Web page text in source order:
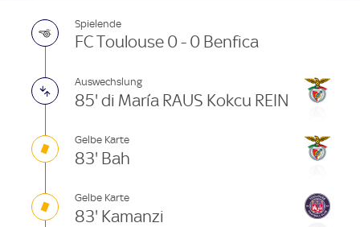
Spielende
FC Toulouse 0 - 0 Benfica
Auswechslung
85' di María RAUS Kokcu REIN
Gelbe Karte
83' Bah
Gelbe Karte
83' Kamanzi